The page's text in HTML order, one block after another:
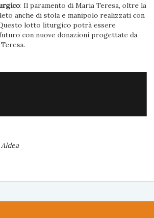
: Il paramento di Maria Teresa, oltre la
anche di stola e manipolo realizzati con
lotto liturgico potrà essere
con nuove donazioni progettate da